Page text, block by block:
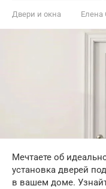
Двери и окна Елена
Мечтаете об
установка дверей
в вашем доме.